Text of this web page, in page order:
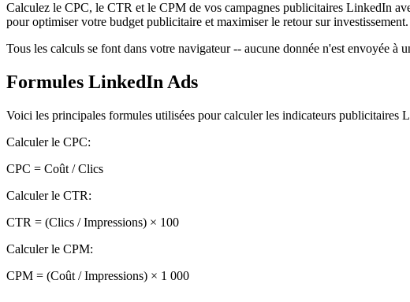
Calculez le CPC, le CTR et le CPM de vos campagnes publicitaires LinkedIn
pour optimiser votre budget publicitaire et maximiser le retour sur investissement.
Tous les calculs se font dans votre navigateur -- aucune donnée n'est envoyée à
Formules LinkedIn Ads
Voici les principales formules utilisées pour calculer les indicateurs publicitaires
Calculer le CPC:
CPC = Coût / Clics
Calculer le CTR:
CTR = (Clics / Impressions) × 100
Calculer le CPM:
CPM = (Coût / Impressions) × 1 000